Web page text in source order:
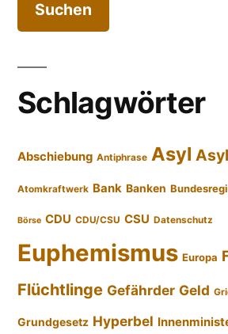
Schlagwörter
Abschiebung Antiphrase Asyl
Atomkraftwerk Bank Banken
Börse CDU CDU/CSU CSU Datenschutz
Euphemismus Europa
Flüchtlinge Gefährder Geld
Grundgesetz Hyperbel